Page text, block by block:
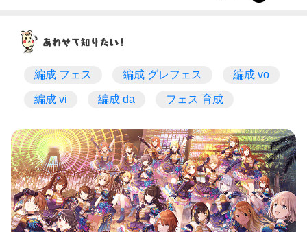
編成 フェス 編成 グレフェス 編成 vo
編成 vi 編成 da フェス 育成